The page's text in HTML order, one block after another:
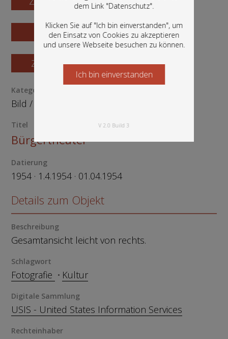
dem Link "Datenschutz".
Klicken Sie auf "Ich bin einverstanden", um
den Einsatz von Cookies zu akzeptieren
und unsere Webseite besuchen zu können.
Bestände der Österreichischen
Nationalbibliothek: Bücher, Fotografien,
Grafiken und vieles mehr.
Ich bin einverstanden
Starten Sie jetzt
V 2.0 Build 3
Zur Vorschau
Zur Bestellung
Kategorie / Medientyp
Bild/
Titel
Bürgertheater
Datierung
1954 · 1.4.1954 · 01.04.1954
Details zum Objekt
Beschreibung
Gesamtansicht leicht von rechts.
Schlagwort
Fotografie Kultur
Digitale Sammlung
USIS - United States Information Services
Rechteinhaber